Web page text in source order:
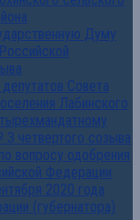
Думу
Совета
Лабинского
четвертого созыва
вопросу одобрения
Федерации
2020 года
(губернатора)